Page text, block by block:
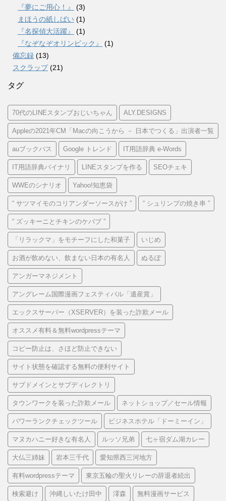
『夢にご用心！』
(3)
まほうの紙しばい (1)
『名探偵大活躍』
(1)
『なぞなぞオリンピック』
(1)
備忘録 (13)
スクラップ(21)
タグ
70代のLINEスタンプおじいちゃん ALY.DESIGNS
Appleの2021年CM「Macの向こうから － 日本でつくる」出演者一覧
auブックパス Google トレンド IT用語辞典 e-Words
IT用語辞典バイナリ LINEスタンプを作る SEOチェキ
WWEのシナリオ Yahoo!知恵袋
“ サツマイモのコリアンダーソースがけ ” “ シュリンプの焼き串 ”
“ ズッキーニとチキンのケバブ ”
「リラックマ」をモチーフにした和菓子 いじめ
お酒が飲めない、飲まない日本の有名人 ぬるぽ
アンガーマネジメント
アングレーム国際漫画フェスティバル「遺産賞」
エックスサーバー（XSERVER）を装った詐欺メール
オススメ有料＆無料wordpressテーマ
コピー防止は、さほど防止できない
サイト状態を確認する無料の便利サイト
サブドメインとサブディレクトリ
タウンワークを装った詐欺メール ネットショップ／セール情報
パワーランクチェックツール ビジネスホテル「ドーミーイン」
マヌカハニー好きな有名人 ルッソ兄弟 七ヶ宿ダム湖カレー
大仏三姉妹 岩本三千代 愛知県西三河地方
有料wordpressテーマ 東京五輪の聖火リレーの辞退者続出
検索避け 沖縄しいたけ田中 澪森 無料漫画サービス